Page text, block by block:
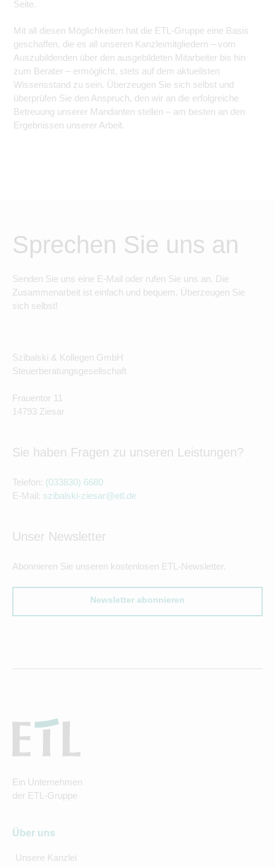
Seite.
Mit all diesen Möglichkeiten hat die ETL-Gruppe eine Basis
geschaffen, die es all unseren Kanzleimitgliedern – vom
Auszubildenden über den ausgebildeten Mitarbeiter bis hin
zum Berater – ermöglicht, stets auf dem aktuellsten
Wissensstand zu sein. Überzeugen Sie sich selbst und
überprüfen Sie den Anspruch, den wir an die erfolgreiche
Betreuung unserer Mandanten stellen – am besten an den
Ergebnissen unserer Arbeit.
Sprechen Sie uns an
Senden Sie uns eine E-Mail oder rufen Sie uns an. Die
Zusammenarbeit ist einfach und bequem. Überzeugen Sie
sich selbst!
Szibalski & Kollegen GmbH
Steuerberatungsgesellschaft
Frauentor 11
14793 Ziesar
Sie haben Fragen zu unseren Leistungen?
Telefon: (033830) 6680
E-Mail: szibalski-ziesar@etl.de
Unser Newsletter
Abonnieren Sie unseren kostenlosen ETL-Newsletter.
Newsletter abonnieren
Ein Unternehmen
der ETL-Gruppe
Über uns
Unsere Kanzlei